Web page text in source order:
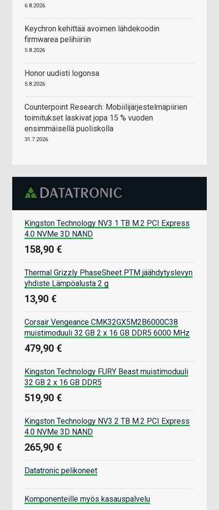
6.8.2026
Keychron kehittää avoimen lähdekoodin
firmwarea pelihiiriin
5.8.2026
Honor uudisti logonsa
5.8.2026
Counterpoint Research: Mobiilijärjestelmäpiirien
toimitukset laskivat jopa 15 % vuoden
ensimmäisellä puoliskolla
31.7.2026
Kingston Technology NV3 1 TB M.2 PCI Express
4.0 NVMe 3D NAND
158,90 €
Thermal Grizzly PhaseSheet PTM jäähdytyslevyn
yhdiste Lämpöalusta 2 g
13,90 €
Corsair Vengeance CMK32GX5M2B6000C38
muistimoduuli 32 GB 2 x 16 GB DDR5 6000 MHz
479,90 €
Kingston Technology FURY Beast muistimoduuli
32 GB 2 x 16 GB DDR5
519,90 €
Kingston Technology NV3 2 TB M.2 PCI Express
4.0 NVMe 3D NAND
265,90 €
Datatronic pelikoneet
Komponenteille myös kasauspalvelu